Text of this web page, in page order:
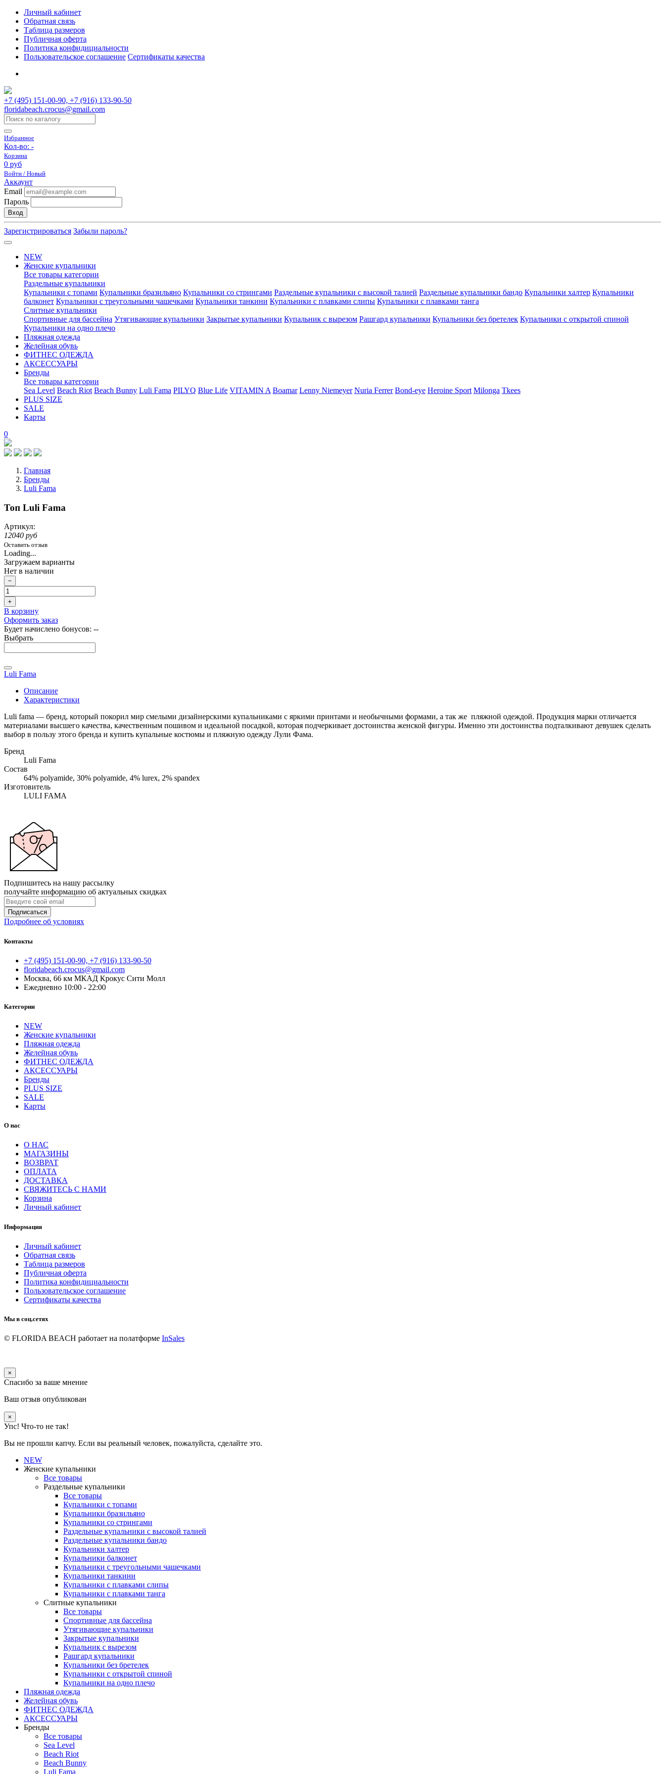
Личный кабинет
Обратная связь
Таблица размеров
Публичная оферта
Политика конфидициальности
Пользовательское соглашение Сертификаты качества
+7 (495) 151-00-90, +7 (916) 133-90-50
floridabeach.crocus@gmail.com
Избранное
Кол-во: -
Корзина
0 руб
Войти / Новый
Аккаунт
Email
Пароль
Вход
Зарегистрироваться Забыли пароль?
NEW
Женские купальники
Все товары категории
Раздельные купальники
Купальники с топами Купальники бразильяно Купальники со стрингами Раздельные купальники с высокой талией Раздельные купальники бандо Купальники халтер Купальники
балконет Купальники с треугольными чашечками Купальники танкини Купальники с плавками слипы Купальники с плавками танга
Слитные купальники
Спортивные для бассейна Утягивающие купальники Закрытые купальники Купальник с вырезом Рашгард купальники Купальники без бретелек Купальники с открытой спиной
Купальники на одно плечо
Пляжная одежда
Желейная обувь
ФИТНЕС ОДЕЖДА
АКСЕССУАРЫ
Бренды
Все товары категории
Sea Level Beach Riot Beach Bunny Luli Fama PILYQ Blue Life VITAMIN A Boamar Lenny Niemeyer Nuria Ferrer Bond-eye Heroine Sport Milonga Tkees
PLUS SIZE
SALE
Карты
0
Главная
Бренды
Luli Fama
Топ Luli Fama
Артикул:
12040 руб
Оставить отзыв
Loading...
Загружаем варианты
Нет в наличии
−
+
В корзину
Оформить заказ
Будет начислено бонусов: --
Выбрать
Luli Fama
Описание
Характеристики
Luli fama — бренд, который покорил мир смелыми дизайнерскими купальниками с яркими принтами и необычными формами, а так же пляжной одеждой. Продукция марки отличается
материалами высшего качества, качественным пошивом и идеальной посадкой, которая подчеркивает достоинства женской фигуры. Именно эти достоинства подталкивают девушек сделать
выбор в пользу этого бренда и купить купальные костюмы и пляжную одежду Лули Фама.
Бренд
Luli Fama
Состав
64% polyamide, 30% polyamide, 4% lurex, 2% spandex
Изготовитель
LULI FAMA
Подпишитесь на нашу рассылку
получайте информацию об актуальных скидках
Подписаться
Подробнее об условиях
Контакты
+7 (495) 151-00-90, +7 (916) 133-90-50
floridabeach.crocus@gmail.com
Москва, 66 км МКАД Крокус Сити Молл
Ежедневно 10:00 - 22:00
Категории
NEW
Женские купальники
Пляжная одежда
Желейная обувь
ФИТНЕС ОДЕЖДА
АКСЕССУАРЫ
Бренды
PLUS SIZE
SALE
Карты
О нас
О НАС
МАГАЗИНЫ
ВОЗВРАТ
ОПЛАТА
ДОСТАВКА
СВЯЖИТЕСЬ С НАМИ
Корзина
Личный кабинет
Информация
Личный кабинет
Обратная связь
Таблица размеров
Публичная оферта
Политика конфидициальности
Пользовательское соглашение
Сертификаты качества
Мы в соц.сетях
© FLORIDA BEACH работает на полатформе InSales
×
Спасибо за ваше мнение
Ваш отзыв опубликован
×
Упс! Что-то не так!
Вы не прошли капчу. Если вы реальный человек, пожалуйста, сделайте это.
NEW
Женские купальники
Все товары
Раздельные купальники
Все товары
Купальники с топами
Купальники бразильяно
Купальники со стрингами
Раздельные купальники с высокой талией
Раздельные купальники бандо
Купальники халтер
Купальники балконет
Купальники с треугольными чашечками
Купальники танкини
Купальники с плавками слипы
Купальники с плавками танга
Слитные купальники
Все товары
Спортивные для бассейна
Утягивающие купальники
Закрытые купальники
Купальник с вырезом
Рашгард купальники
Купальники без бретелек
Купальники с открытой спиной
Купальники на одно плечо
Пляжная одежда
Желейная обувь
ФИТНЕС ОДЕЖДА
АКСЕССУАРЫ
Бренды
Все товары
Sea Level
Beach Riot
Beach Bunny
Luli Fama